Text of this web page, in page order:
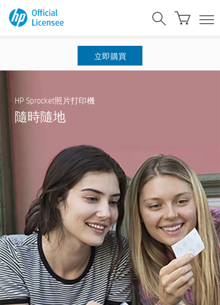
立即購買
HP Sprocket照片打印機
隨時隨地
揭示要刪除的功能：HP Sprocket改善和增長的最佳方法之
始，如果您有HP Sprocket 200，HP Sprocket Studio或HP
Sprocket Select，則將不再能夠使用Sprocket應用程序掃描
打印的照片以查看相關內容或掃描設備的頂部。 確保您
我們希望這一更改使我們能夠專注於改進對您所有人真正
有意義的其他功能。 我們最大的目標是繼續幫助您通過
Sprocket分享印刷的魔力！